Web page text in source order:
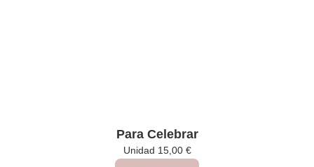
Para Celebrar
Unidad 15,00 €